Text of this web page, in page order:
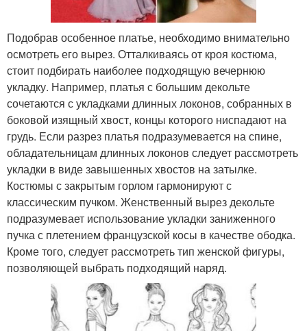
Подобрав особенное платье, необходимо внимательно
осмотреть его вырез. Отталкиваясь от кроя костюма,
стоит подбирать наиболее подходящую вечернюю
укладку. Например, платья с большим декольте
сочетаются с укладками длинных локонов, собранных в
боковой изящный хвост, концы которого ниспадают на
грудь. Если разрез платья подразумевается на спине,
обладательницам длинных локонов следует рассмотреть
укладки в виде завышенных хвостов на затылке.
Костюмы с закрытым горлом гармонируют с
классическим пучком. Женственный вырез декольте
подразумевает использование укладки заниженного
пучка с плетением французской косы в качестве ободка.
Кроме того, следует рассмотреть тип женской фигуры,
позволяющей выбрать подходящий наряд.